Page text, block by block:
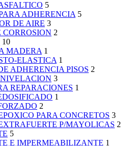
5
ADHERENCIA 5
DE AIRE 3
2
10
MADERA 1
ELASTICA 1
ADHERENCIA PISOS 2
3
REPARACIONES 1
1
2
PARA CONCRETOS 3
P/MAYOLICAS 2
5
E IMPERMEABILIZANTE 1